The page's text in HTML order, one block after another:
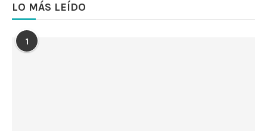
LO MÁS LEÍDO
1